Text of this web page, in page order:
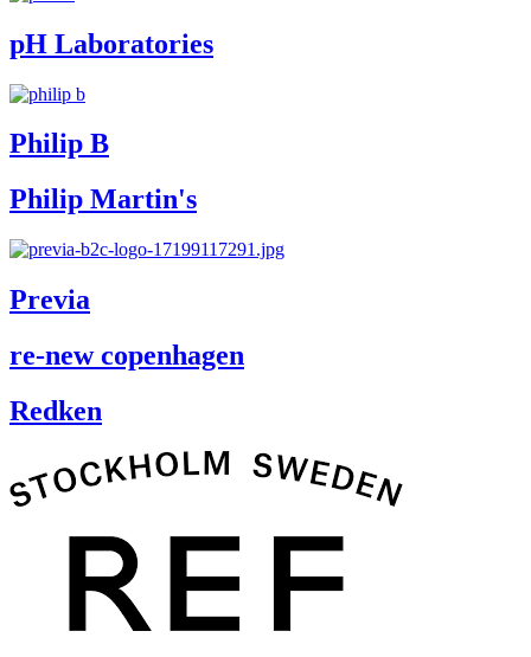
pH Laboratories
Philip B
Philip Martin's
Previa
re-new copenhagen
Redken